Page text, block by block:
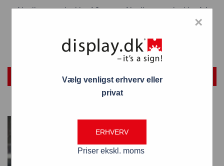
Akryllomme glasklar A3
kr.
TILFØJ TIL KURV
Akryllomme glasklar A4
højformat til væg og glas
49,85
TILFØJ TIL KURV
Vælg venligst erhverv eller
privat
ERHVERV
Priser ekskl. moms
×